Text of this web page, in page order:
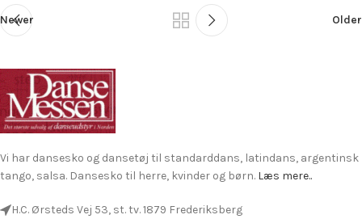
Newer Older
Vi har dansesko og dansetøj til standarddans, latindans, argentinsk
tango, salsa. Dansesko til herre, kvinder og børn. Læs mere..
H.C. Ørsteds Vej 53, st. tv. 1879 Frederiksberg